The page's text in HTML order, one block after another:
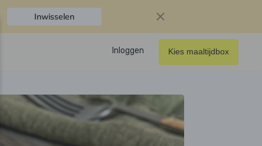
Inwisselen
Inloggen Kies maaltijdbox